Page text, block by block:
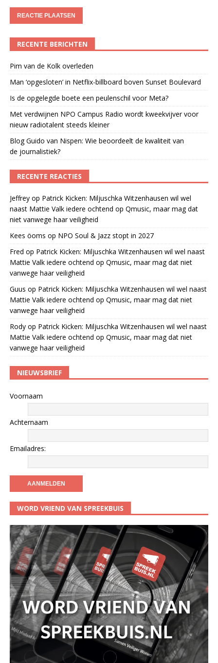
RECENTE BERICHTEN
Pim van de Kolk overleden
Man ‘opgesloten’ in Netflix-billboard boven Sunset Boulevard
Is de opgelegde boete een peulenschil voor Meta?
Met verdwijnen NPO Campus Radio wordt kweekvijver voor
nieuw radiotalent steeds kleiner
Blog Guido van Nispen: Wie beoordeelt de kwaliteit van
de journalistiek?
RECENTE REACTIES
Jeffrey op Patrick Kicken: Miljuschka Witzenhausen wil wel
naast Mattie Valk iedere ochtend op Qmusic, maar mag dat
niet vanwege haar veiligheid
Kees öoms op NPO Soul & Jazz stopt in 2027
Fred op Patrick Kicken: Miljuschka Witzenhausen wil wel naast
Mattie Valk iedere ochtend op Qmusic, maar mag dat niet
vanwege haar veiligheid
Guus op Patrick Kicken: Miljuschka Witzenhausen wil wel naast
Mattie Valk iedere ochtend op Qmusic, maar mag dat niet
vanwege haar veiligheid
Rody op Patrick Kicken: Miljuschka Witzenhausen wil wel naast
Mattie Valk iedere ochtend op Qmusic, maar mag dat niet
vanwege haar veiligheid
NIEUWSBRIEF
Voornaam
Achternaam
Emailadres:
WORD VRIEND VAN SPREEKBUIS